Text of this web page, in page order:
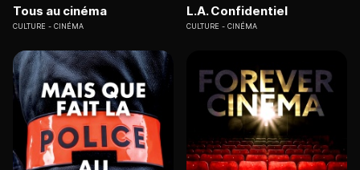
Tous au cinéma
CULTURE CINÉMA
L.A. Confidentiel
CULTURE CINÉMA